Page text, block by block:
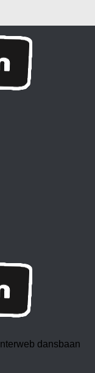
dansbaan